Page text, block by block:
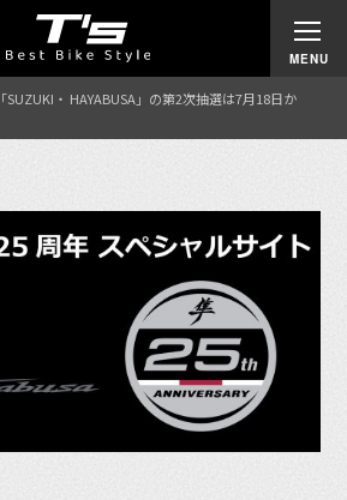
・ HAYABUSA」の第2次抽選は7月18日か